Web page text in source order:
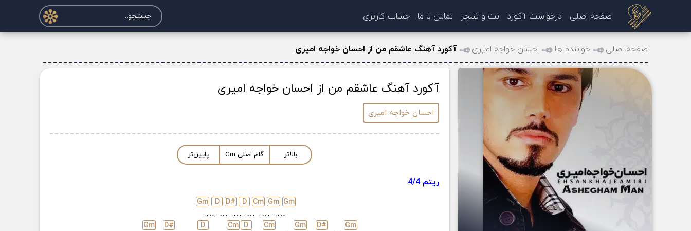
صفحه اصلی درخواست آکورد نت و تبلچر تماس با ما حساب کاربری
صفحه اصلی خواننده ها احسان خواجه امیری آکورد آهنگ عاشقم من از احسان خواجه امیری
آکورد آهنگ عاشقم من از احسان خواجه امیری
احسان خواجه امیری
بالاتر گام اصلی Gm پایین‌تر
ریتم 4/4
Gm
…..
Gm
…..
Cm
…..
D
…..
D#
…..
D
…..
Gm
Gm
D#
Gm
Cm
D
Cm
D
D#
Gm